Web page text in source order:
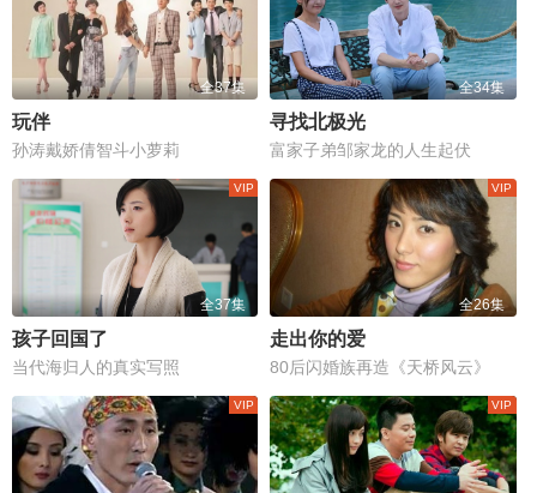
全37集
玩伴
孙涛戴娇倩智斗小萝莉
全34集
寻找北极光
富家子弟邹家龙的人生起伏
全37集
孩子回国了
当代海归人的真实写照
全26集
走出你的爱
80后闪婚族再造《天桥风云》